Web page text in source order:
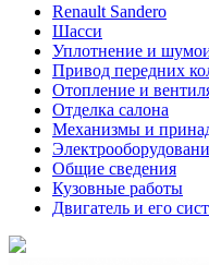
Renault Sandero
Шасси
Уплотнение и
Привод передних
Отопление и
Отделка салона
Механизмы и
Общие сведения
Кузовные работы
Двигатель и его